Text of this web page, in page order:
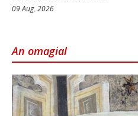
09 Aug, 2026
An omagial